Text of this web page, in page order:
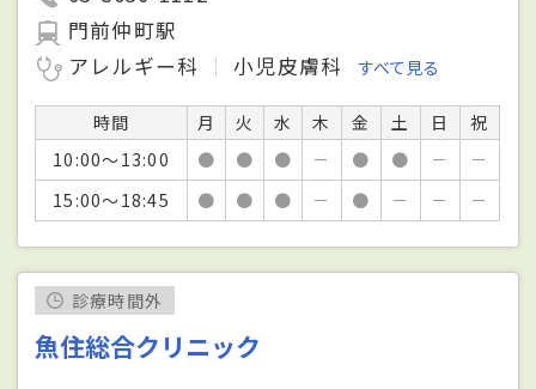
門前仲町駅
アレルギー科
小児皮膚科 すべて見る
時間 月 火 水 木 金 土 日
祝
10:00～13:00
● ● ● － ● ● －
－
15:00～18:45
● ● ● － ● － － －
診療時間外
魚住総合クリニック